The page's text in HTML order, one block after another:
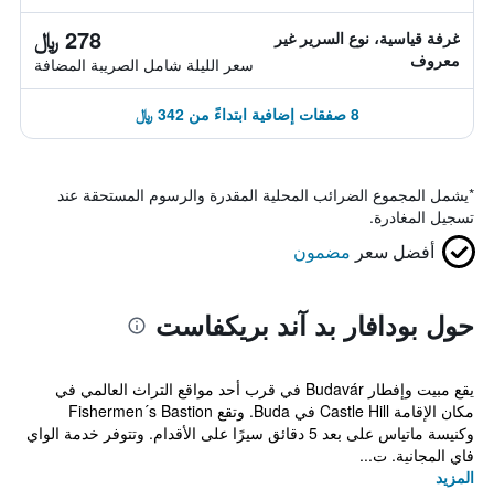
غرفة قياسية، نوع السرير غير
معروف
278 ﷼
سعر الليلة شامل الصريبة المضافة
8 صفقات إضافية ابتداءً من 342 ﷼
*يشمل المجموع الضرائب المحلية المقدرة والرسوم المستحقة عند
تسجيل المغادرة.
أفضل سعر مضمون
حول بودافار بد آند بريكفاست
يقع مبيت وإفطار Budavár في قرب أحد مواقع التراث العالمي في
مكان الإقامة Castle Hill في Buda. وتقع Fishermen´s Bastion
وكنيسة ماتياس على بعد 5 دقائق سيرًا على الأقدام. وتتوفر خدمة الواي
فاي المجانية. ت...
المزيد